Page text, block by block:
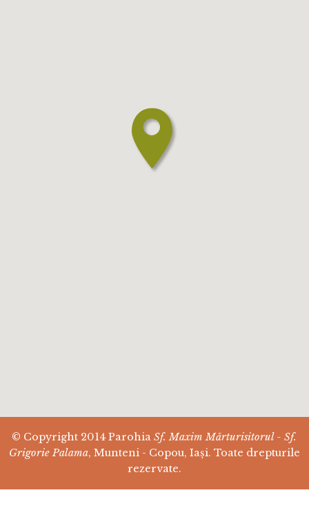
© Copyright 2014 ParohiaSf. Maxim Mărturisitorul - Sf.
Grigorie Palama, Munteni - Copou, Iași. Toate drepturile
rezervate.